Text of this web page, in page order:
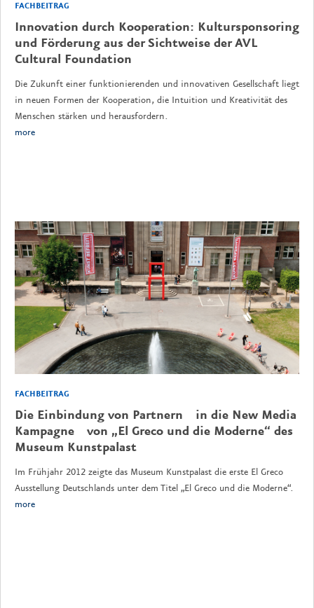
FACHBEITRAG
Innovation durch Kooperation: Kultursponsoring
und Förderung aus der Sichtweise der AVL
Cultural Foundation
Die Zukunft einer funktionierenden und innovativen Gesellschaft liegt
in neuen Formen der Kooperation, die Intuition und Kreativität des
Menschen stärken und herausfordern.
more
FACHBEITRAG
Die Einbindung von Partnern in die New Media
Kampagne von „El Greco und die Moderne“ des
Museum Kunstpalast
Im Frühjahr 2012 zeigte das Museum Kunstpalast die erste El Greco
Ausstellung Deutschlands unter dem Titel „El Greco und die Moderne“.
more